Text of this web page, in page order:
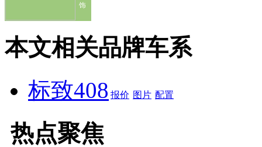
饰
本文相关品牌车系
标致408 报价 图片 配置
热点聚焦